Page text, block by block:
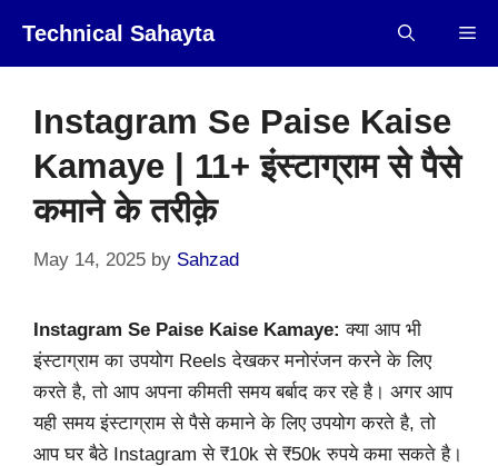
Technical Sahayta
Instagram Se Paise Kaise
Kamaye | 11+ इंस्टाग्राम से पैसे
कमाने के तरीक़े
May 14, 2025 by Sahzad
Instagram Se Paise Kaise Kamaye: क्या आप भी
इंस्टाग्राम का उपयोग Reels देखकर मनोरंजन करने के लिए
करते है, तो आप अपना कीमती समय बर्बाद कर रहे है। अगर आप
यही समय इंस्टाग्राम से पैसे कमाने के लिए उपयोग करते है, तो
आप घर बैठे Instagram से ₹10k से ₹50k रुपये कमा सकते है।